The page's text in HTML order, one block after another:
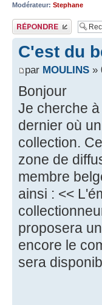
Modérateur: Stephane
Publier une réponse
C'est du
par MOULINS »
Bonjour
Je cherche
dernier où
collection.
zone de
membre
ainsi : <<
proposera
encore le
sera